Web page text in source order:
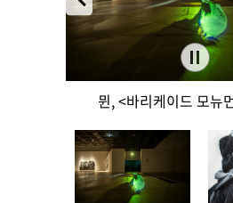
뮌, <바리케이드 모뉴